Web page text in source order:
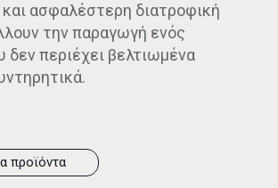
και ασφαλέστερη διατροφική
την παραγωγή ενός
δεν περιέχει βελτιωμένα
προϊόντα